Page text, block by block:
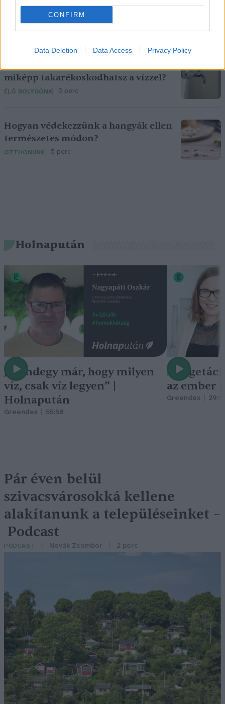
CONFIRM
Data Deletion Data Access Privacy Policy
kellene alakítanunk a
településeinket – Podcast
PODCAST 2 perc
miképp takarékoskodhatsz a vízzel?
ÉLŐ BOLYGÓNK 5 perc
Hogyan védekezzünk a hangyák ellen
természetes módon?
OTTHONUNK 5 perc
Holnapután
„Mindegy már, hogy milyen
víz, csak víz legyen” |
Holnapután
Greendex 55:58
A
az ember
Greendex
Pár éven belül
szivacsvárosokká kellene
alakítanunk a településeinket –
Podcast
PODCAST Novák Zsombor 2 perc